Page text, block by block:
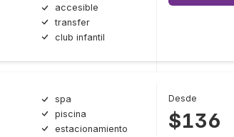
accesible
transfer
club infantil
spa
piscina
estacionamiento
Desde
$136